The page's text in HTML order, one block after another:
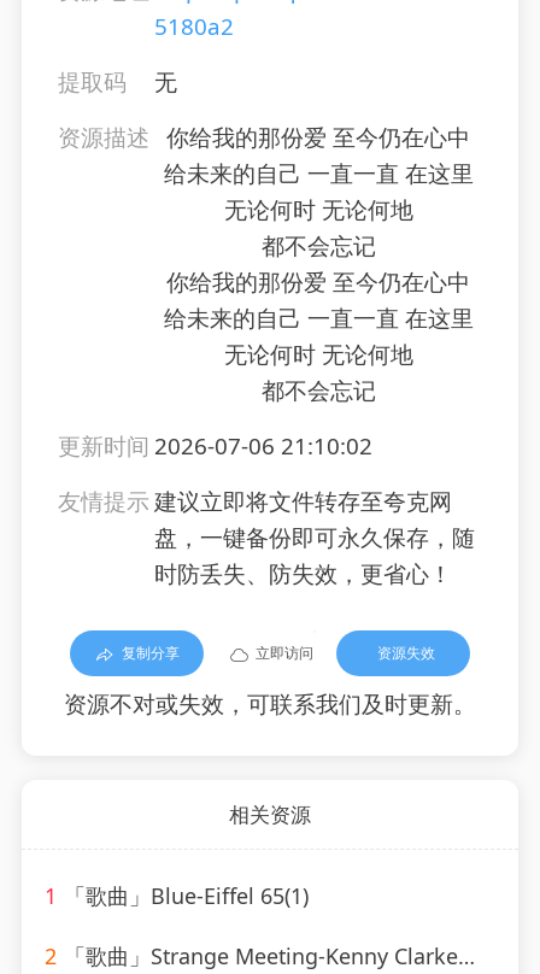
5180a2
提取码
无
资源描述 你给我的那份爱 至今仍在心中
给未来的自己 一直一直 在这里
无论何时 无论何地
都不会忘记
你给我的那份爱 至今仍在心中
给未来的自己 一直一直 在这里
无论何时 无论何地
都不会忘记
更新时间 2026-07-06 21:10:02
友情提示建议立即将文件转存至夸克网
盘，一键备份即可永久保存，随
时防丢失、防失效，更省心！
复制分享 立即访问 资源失效
资源不对或失效，可联系我们及时更新。
相关资源
1 「歌曲」Blue-Eiffel 65(1)
2 「歌曲」Strange Meeting-Kenny Clarke、Francy Boland